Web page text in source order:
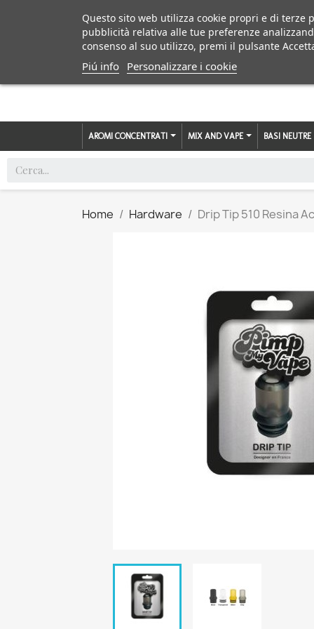
AROMI CONCENTRATI MIX AND VAPE BASI NEUTRE
Home Hardware Drip Tip 510 Resina
Questo sito web utilizza cookie propri e di
pubblicità relativa alle tue preferenze
consenso al suo utilizzo, premi il pulsante
Piú info Personalizzare i cookie